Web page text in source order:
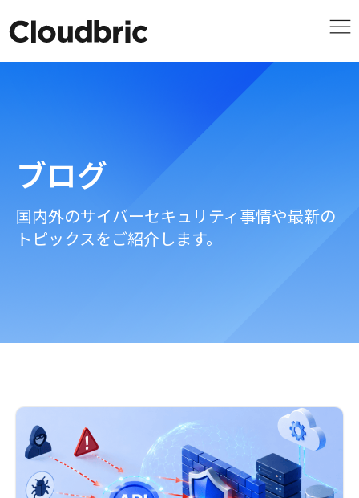
ブログ
国内外のサイバーセキュリティ事情や最新の
トピックスをご紹介します。